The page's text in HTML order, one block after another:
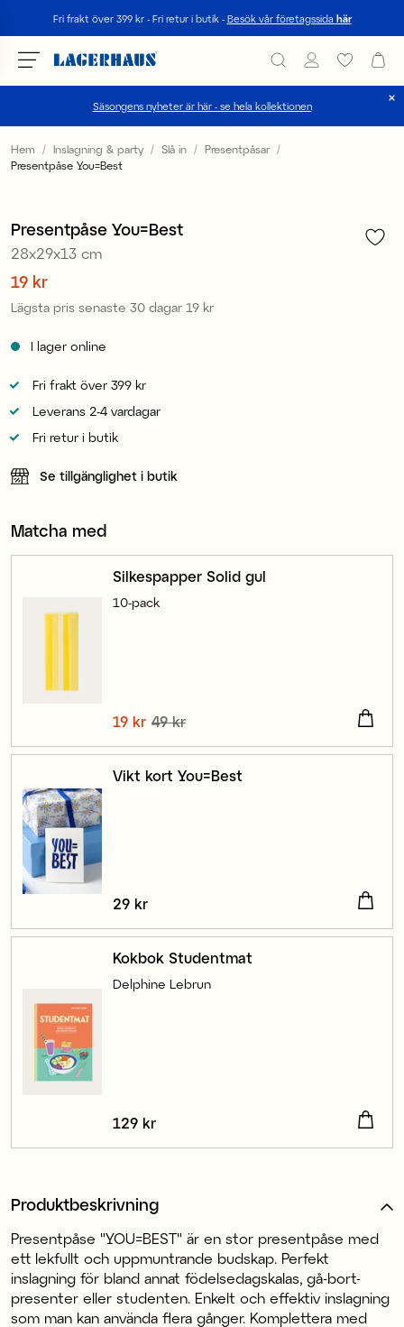
Fri frakt över 399 kr - Fri retur i butik - Besök vår företagssida här
Säsongens nyheter är här - se hela kollektionen
Välj språk / valuta
NO / NKR
Hem Inslagning & party Slå in
Presentpåsar
Presentpåse You=Best
Presentpåse You=Best
28x29x13 cm
Pris:19 kr
19 kr
Lägsta pris senaste 30 dagar Pris:
19 kr
I lager online
Fri frakt över 399 kr
Leverans 2-4 vardagar
Fri retur i butik
Se tillgänglighet i butik
Matcha med
Silkespapper Solid gul
10-pack
Nuvarande pris 49 kr
19 kr 49 kr
Vikt kort You=Best
Pris:29 kr
29 kr
Kokbok Studentmat
Delphine Lebrun
Pris :129 kr
129 kr
Produktbeskrivning
Presentpåse "YOU=BEST" är en stor presentpåse med
ett lekfullt och uppmuntrande budskap. Perfekt
inslagning för bland annat födelsedagskalas, gå-bort-
presenter eller studenten. Enkelt och effektiv inslagning
som man kan använda flera gånger. Komplettera med